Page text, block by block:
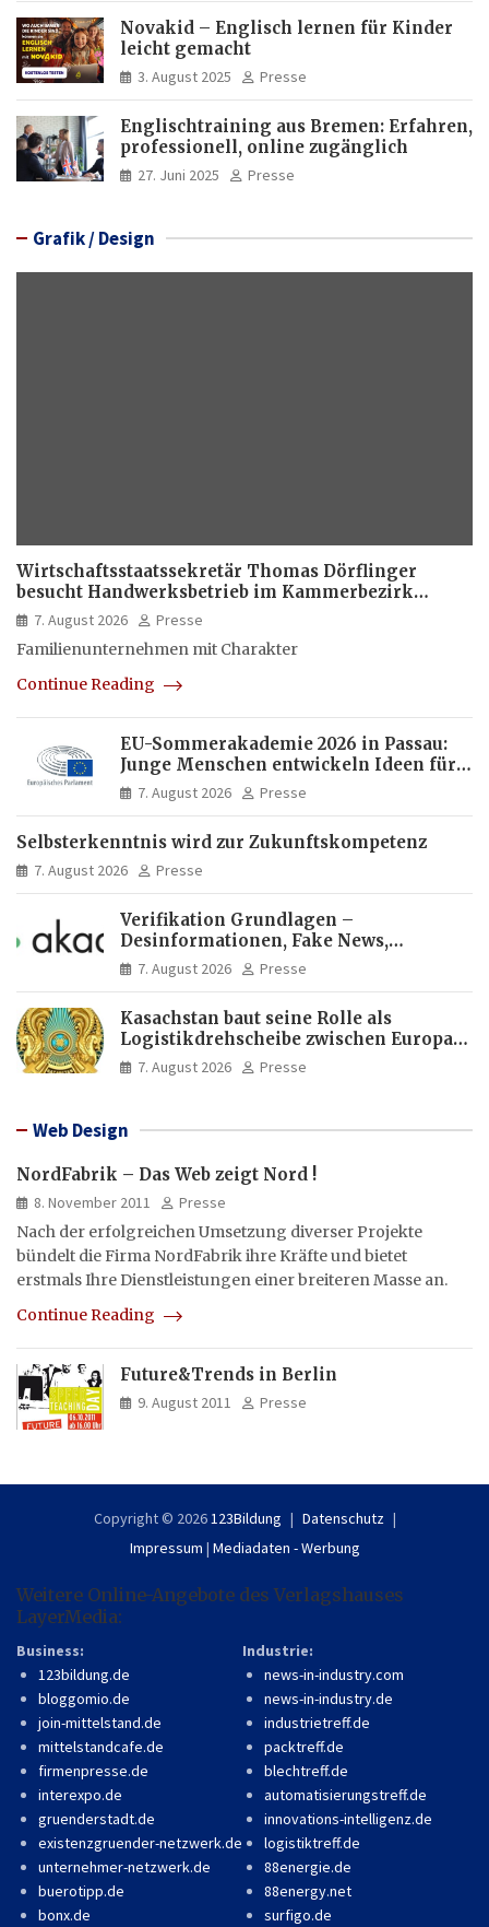
Novakid – Englisch lernen für Kinder
leicht gemacht
3. August 2025 Presse
Englischtraining aus Bremen: Erfahren,
professionell, online zugänglich
27. Juni 2025 Presse
Grafik / Design
Wirtschaftsstaatssekretär Thomas Dörflinger
besucht Handwerksbetrieb im Kammerbezirk
Freiburg
7. August 2026
Presse
Familienunternehmen mit Charakter
Continue Reading
EU-Sommerakademie 2026 in Passau:
Junge Menschen entwickeln Ideen für
Europas Zukunft
7. August 2026 Presse
Selbsterkenntnis wird zur Zukunftskompetenz
7. August 2026 Presse
Verifikation Grundlagen –
Desinformationen, Fake News,
manipulierte Inhalte | dpa-Akademie
7. August 2026 Presse
Kasachstan baut seine Rolle als
Logistikdrehscheibe zwischen Europa
und Asien aus
7. August 2026 Presse
Web Design
NordFabrik – Das Web zeigt Nord !
8. November 2011
Presse
Nach der erfolgreichen Umsetzung diverser Projekte
bündelt die Firma NordFabrik ihre Kräfte und bietet
erstmals Ihre Dienstleistungen einer breiteren Masse an.
Continue Reading
Future&Trends in Berlin
9. August 2011 Presse
Copyright © 2026123Bildung
Datenschutz
Impressum | Mediadaten - Werbung
Weitere Online-Angebote des Verlagshauses
LayerMedia:
Business:
123bildung.de
bloggomio.de
join-mittelstand.de
mittelstandcafe.de
firmenpresse.de
interexpo.de
gruenderstadt.de
existenzgruender-netzwerk.de
unternehmer-netzwerk.de
buerotipp.de
bonx.de
Industrie:
news-in-industry.com
news-in-industry.de
industrietreff.de
packtreff.de
blechtreff.de
automatisierungstreff.de
innovations-intelligenz.de
logistiktreff.de
88energie.de
88energy.net
surfigo.de